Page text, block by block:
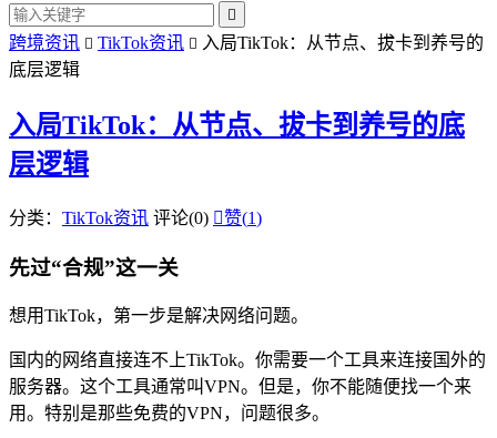

跨境资讯  TikTok资讯  入局TikTok：从节点、拔卡到养号的
底层逻辑
入局TikTok：从节点、拔卡到养号的底
层逻辑
分类： TikTok资讯 评论(0) 赞(1)
先过“合规”这一关
想用TikTok，第一步是解决网络问题。
国内的网络直接连不上TikTok。你需要一个工具来连接国外的
服务器。这个工具通常叫VPN。但是，你不能随便找一个来
用。特别是那些免费的VPN，问题很多。